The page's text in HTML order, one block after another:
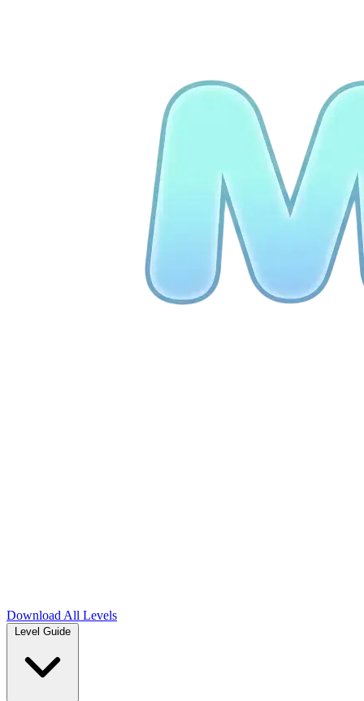
Download All Levels
Level Guide